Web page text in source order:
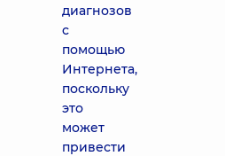
диагнозов
с
помощью
Интернета,
поскольку
это
может
привести